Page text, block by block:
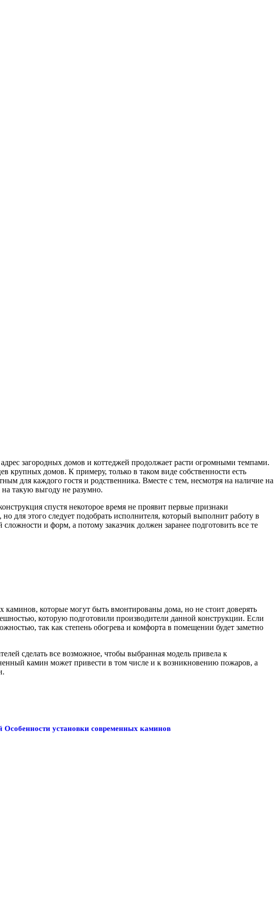
загородных домов и коттеджей продолжает расти огромными темпами.
крупных домов. К примеру, только в таком виде собственности есть
для каждого гостя и родственника. Вместе с тем, несмотря на наличие на
такую выгоду не разумно.
спустя некоторое время не проявит первые признаки
для этого следует подобрать исполнителя, который выполнит работу в
и форм, а потому заказчик должен заранее подготовить все те
которые могут быть вмонтированы дома, но не стоит доверять
которую подготовили производители данной конструкции. Если
так как степень обогрева и комфорта в помещении будет заметно
сделать все возможное, чтобы выбранная модель привела к
камин может привести в том числе и к возникновению пожаров, а
Особенности установки современных каминов